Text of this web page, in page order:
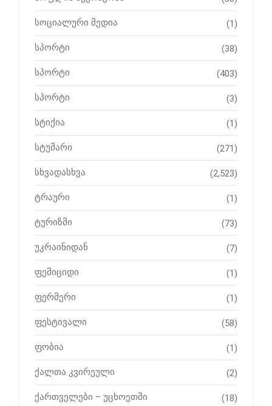
სოციალური მედია (1)
სპორტი (38)
სპორტი (403)
სპორტი (3)
სტიქია (1)
სტუმარი (271)
სხვადასხვა (2,523)
ტრაური (1)
ტურიზმი (73)
უკრაინიდან (7)
ფემიციდი (1)
ფერმერი (1)
ფესტივალი (58)
ფობია (1)
ქალთა კვირეული (2)
ქართველები – უცხოეთში (18)